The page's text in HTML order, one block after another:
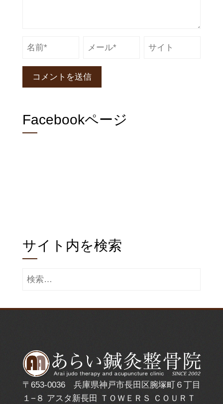
Facebookページ
サイト内を検索
検
〒653-0036 兵庫県神戸市長田区腕塚町６丁目
１−８ アスタ新長田 ＴＯＷＥＲＳ ＣＯＵＲＴ